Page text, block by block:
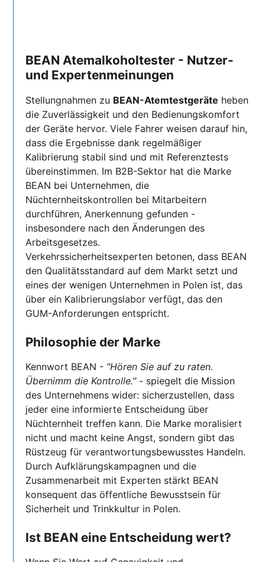
BEAN Atemalkoholtester - Nutzer-
und Expertenmeinungen
Stellungnahmen zu BEAN-Atemtestgeräte heben
die Zuverlässigkeit und den Bedienungskomfort
der Geräte hervor. Viele Fahrer weisen darauf hin,
dass die Ergebnisse dank regelmäßiger
Kalibrierung stabil sind und mit Referenztests
übereinstimmen. Im B2B-Sektor hat die Marke
BEAN bei Unternehmen, die
Nüchternheitskontrollen bei Mitarbeitern
durchführen, Anerkennung gefunden -
insbesondere nach den Änderungen des
Arbeitsgesetzes.
Verkehrssicherheitsexperten betonen, dass BEAN
den Qualitätsstandard auf dem Markt setzt und
eines der wenigen Unternehmen in Polen ist, das
über ein Kalibrierungslabor verfügt, das den
GUM-Anforderungen entspricht.
Philosophie der Marke
Kennwort BEAN - "Hören Sie auf zu raten.
Übernimm die Kontrolle."- spiegelt die Mission
des Unternehmens wider: sicherzustellen, dass
jeder eine informierte Entscheidung über
Nüchternheit treffen kann. Die Marke moralisiert
nicht und macht keine Angst, sondern gibt das
Rüstzeug für verantwortungsbewusstes Handeln.
Durch Aufklärungskampagnen und die
Zusammenarbeit mit Experten stärkt BEAN
konsequent das öffentliche Bewusstsein für
Sicherheit und Trinkkultur in Polen.
Ist BEAN eine Entscheidung wert?